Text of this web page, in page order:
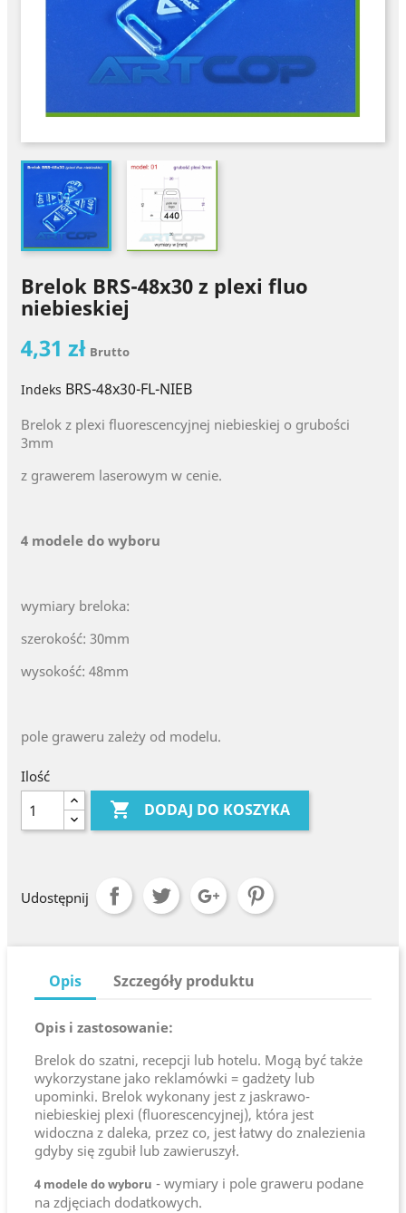
Brelok BRS-48x30 z plexi fluo
niebieskiej
4,31 zł Brutto
Indeks BRS-48x30-FL-NIEB
Brelok z plexi fluorescencyjnej niebieskiej o grubości
3mm
z grawerem laserowym w cenie.
4 modele do wyboru
wymiary breloka:
szerokość: 30mm
wysokość: 48mm
pole graweru zależy od modelu.
Ilość
 DODAJ DO KOSZYKA
Udostępnij
Opis Szczegóły produktu
Opis i zastosowanie:
Brelok do szatni, recepcji lub hotelu. Mogą być także
wykorzystane jako reklamówki = gadżety lub
upominki. Brelok wykonany jest z jaskrawo-
niebieskiej plexi (fluorescencyjnej), która jest
widoczna z daleka, przez co, jest łatwy do znalezienia
gdyby się zgubił lub zawieruszył.
4 modele do wyboru - wymiary i pole graweru podane
na zdjęciach dodatkowych.